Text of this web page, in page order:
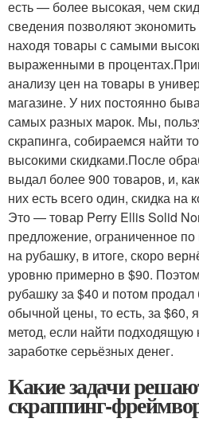
есть — более высокая, чем
сведения позволяют
находя товары с самыми
выраженными в
анализу цен на товары в
магазине. У них постоянно
самых разных марок. Мы,
скрапинга, собираемся найти
высокими скидками.После
выдал более 900 товаров, и,
них есть всего один, скидка
Это — товар Perry Ellis Solid
предложение, ограниченное
на рубашку, в итоге, скоро
уровню примерно в $90.
рубашку за $40 и потом
обычной цены, то есть, за $60,
метод, если найти
заработке серьёзных денег.
Какие задачи
скраппинг-